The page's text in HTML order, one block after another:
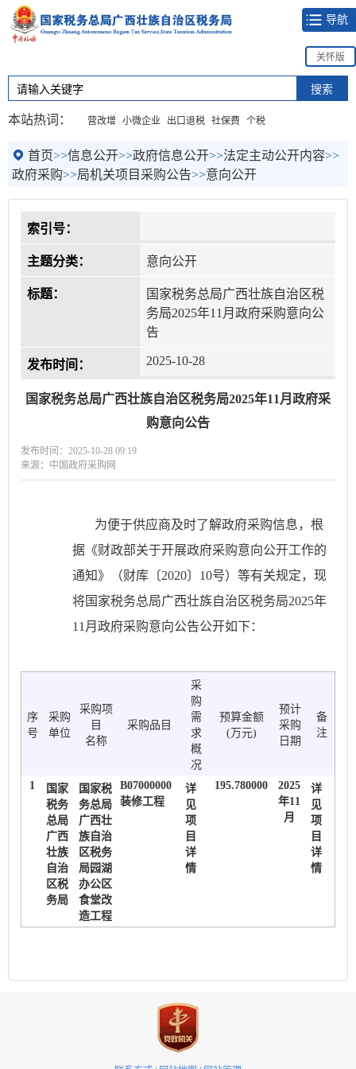
导航
关怀版
本站热词： 营改增 小微企业 出口退税 社保费 个税
首页>>信息公开>>政府信息公开>>法定主动公开内容>>
政府采购>>局机关项目采购公告>>意向公开
索引号：
主题分类： 意向公开
标题：
国家税务总局广西壮族自治区税
务局2025年11月政府采购意向公
告
发布时间： 2025-10-28
国家税务总局广西壮族自治区税务局2025年11月政府采
购意向公告
发布时间：2025-10-28 09:19
来源：中国政府采购网
为便于供应商及时了解政府采购信息，根
据《财政部关于开展政府采购意向公开工作的
通知》（财库〔2020〕10号）等有关规定，现
将国家税务总局广西壮族自治区税务局2025年
11月政府采购意向公告公开如下：
序
号
采购
单位
采购项
目
名称
采购品目
采
购
需
求
概
况
预算金额
(万元)
预计
采购
日期
备
注
1
国家
税务
总局
广西
壮族
自治
区税
务局
国家税
务总局
广西壮
族自治
区税务
局园湖
办公区
食堂改
造工程
B07000000
装修工程
详
见
项
目
详
情
195.780000
2025
年11
月
详
见
项
目
详
情